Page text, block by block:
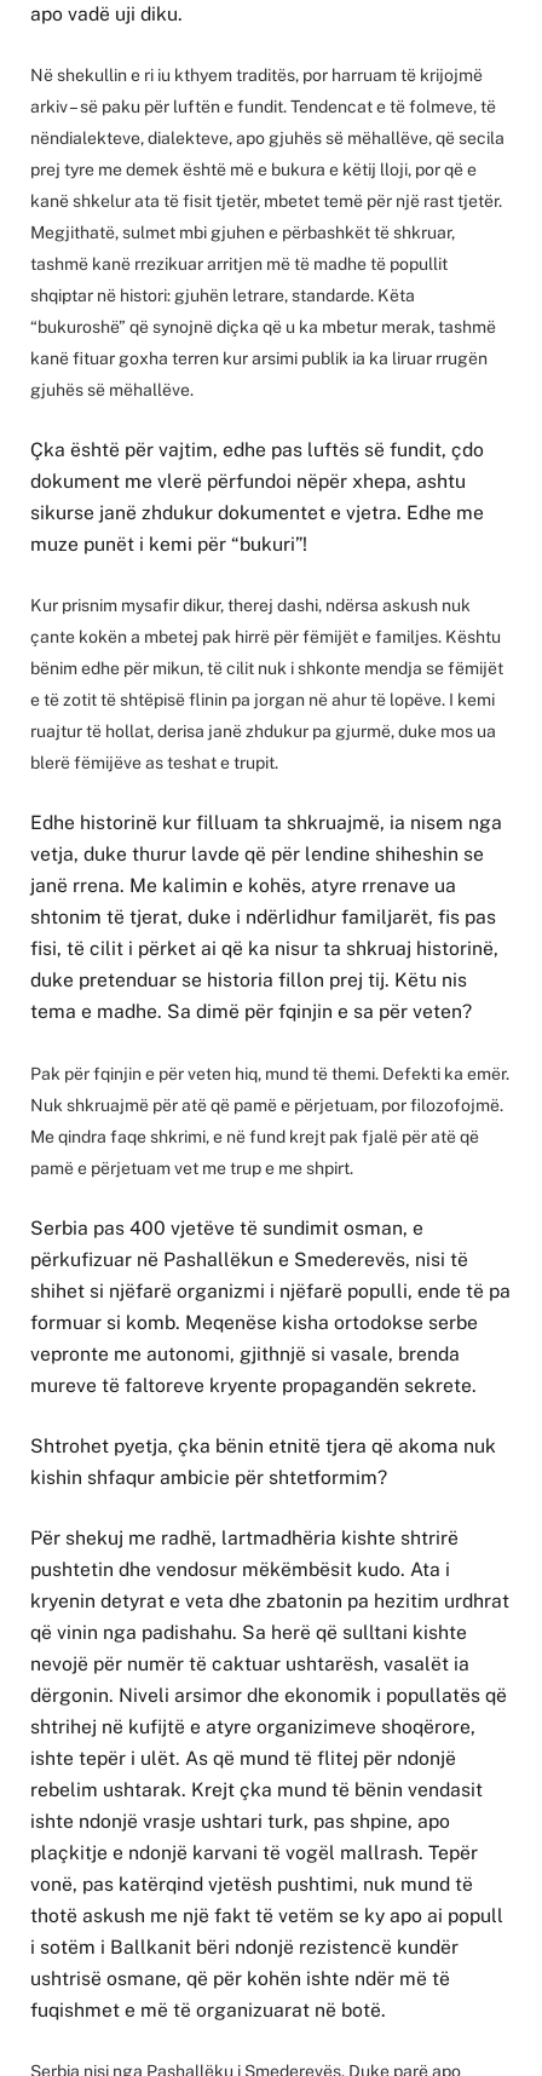
apo vadë uji diku.
Në shekullin e ri iu kthyem traditës, por harruam të krijojmë
arkiv – së paku për luftën e fundit. Tendencat e të folmeve, të
nëndialekteve, dialekteve, apo gjuhës së mëhallëve, që secila
prej tyre me demek është më e bukura e këtij lloji, por që e
kanë shkelur ata të fisit tjetër, mbetet temë për një rast tjetër.
Megjithatë, sulmet mbi gjuhen e përbashkët të shkruar,
tashmë kanë rrezikuar arritjen më të madhe të popullit
shqiptar në histori: gjuhën letrare, standarde. Këta
“bukuroshë” që synojnë diçka që u ka mbetur merak, tashmë
kanë fituar goxha terren kur arsimi publik ia ka liruar rrugën
gjuhës së mëhallëve.
Çka është për vajtim, edhe pas luftës së fundit, çdo
dokument me vlerë përfundoi nëpër xhepa, ashtu
sikurse janë zhdukur dokumentet e vjetra. Edhe me
muze punët i kemi për “bukuri”!
Kur prisnim mysafir dikur, therej dashi, ndërsa askush nuk
çante kokën a mbetej pak hirrë për fëmijët e familjes. Kështu
bënim edhe për mikun, të cilit nuk i shkonte mendja se fëmijët
e të zotit të shtëpisë flinin pa jorgan në ahur të lopëve. I kemi
ruajtur të hollat, derisa janë zhdukur pa gjurmë, duke mos ua
blerë fëmijëve as teshat e trupit.
Edhe historinë kur filluam ta shkruajmë, ia nisem nga
vetja, duke thurur lavde që për lendine shiheshin se
janë rrena. Me kalimin e kohës, atyre rrenave ua
shtonim të tjerat, duke i ndërlidhur familjarët, fis pas
fisi, të cilit i përket ai që ka nisur ta shkruaj historinë,
duke pretenduar se historia fillon prej tij. Këtu nis
tema e madhe. Sa dimë për fqinjin e sa për veten?
Pak për fqinjin e për veten hiq, mund të themi. Defekti ka emër.
Nuk shkruajmë për atë që pamë e përjetuam, por filozofojmë.
Me qindra faqe shkrimi, e në fund krejt pak fjalë për atë që
pamë e përjetuam vet me trup e me shpirt.
Serbia pas 400 vjetëve të sundimit osman, e
përkufizuar në Pashallëkun e Smederevës, nisi të
shihet si njëfarë organizmi i njëfarë populli, ende të pa
formuar si komb. Meqenëse kisha ortodokse serbe
vepronte me autonomi, gjithnjë si vasale, brenda
mureve të faltoreve kryente propagandën sekrete.
Shtrohet pyetja, çka bënin etnitë tjera që akoma nuk
kishin shfaqur ambicie për shtetformim?
Për shekuj me radhë, lartmadhëria kishte shtrirë
pushtetin dhe vendosur mëkëmbësit kudo. Ata i
kryenin detyrat e veta dhe zbatonin pa hezitim urdhrat
që vinin nga padishahu. Sa herë që sulltani kishte
nevojë për numër të caktuar ushtarësh, vasalët ia
dërgonin. Niveli arsimor dhe ekonomik i popullatës që
shtrihej në kufijtë e atyre organizimeve shoqërore,
ishte tepër i ulët. As që mund të flitej për ndonjë
rebelim ushtarak. Krejt çka mund të bënin vendasit
ishte ndonjë vrasje ushtari turk, pas shpine, apo
plaçkitje e ndonjë karvani të vogël mallrash. Tepër
vonë, pas katërqind vjetësh pushtimi, nuk mund të
thotë askush me një fakt të vetëm se ky apo ai popull
i sotëm i Ballkanit bëri ndonjë rezistencë kundër
ushtrisë osmane, që për kohën ishte ndër më të
fuqishmet e më të organizuarat në botë.
Serbia nisi nga Pashallëku i Smederevës. Duke parë apo